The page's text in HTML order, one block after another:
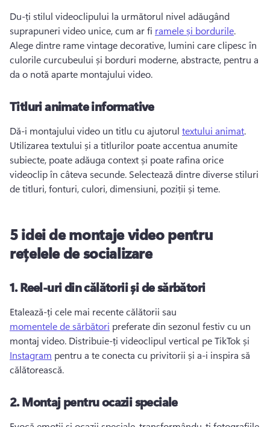
Du-ți stilul videoclipului la următorul nivel adăugând
suprapuneri video unice, cum ar fi ramele și bordurile
Alege dintre rame vintage decorative, lumini care clipesc în
culorile curcubeului și borduri moderne, abstracte, pentru a
da o notă aparte montajului video.
Titluri animate informative
Dă-i montajului video un titlu cu ajutorul textului animat
Utilizarea textului și a titlurilor poate accentua anumite
subiecte, poate adăuga context și poate rafina orice
videoclip în câteva secunde. Selectează dintre diverse stiluri
de titluri, fonturi, culori, dimensiuni, poziții și teme.
5 idei de montaje video pentru
rețelele de socializare
1.Reel-uri din călătorii și de sărbători
Etalează-ți cele mai recente călătorii sau
momentele de sărbători preferate din sezonul festiv cu un
montaj video. Distribuie-ți videoclipul vertical pe TikTok și
Instagram pentru a te conecta cu privitorii și a-i inspira să
călătorească.
2.Montaj pentru ocazii speciale